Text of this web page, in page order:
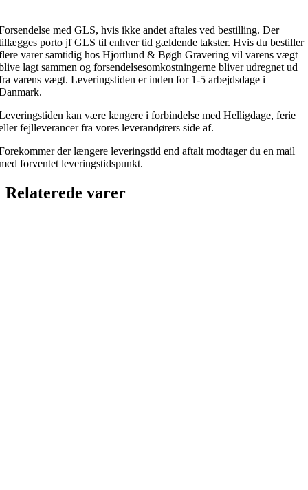
med GLS, hvis ikke andet aftales ved bestilling. Der
porto jf GLS til enhver tid gældende takster. Hvis du bestiller
varer samtidig hos Hjortlund & Bøgh Gravering vil varens vægt
lagt sammen og forsendelsesomkostningerne bliver udregnet ud
varens vægt. Leveringstiden er inden for 1-5 arbejdsdage i
kan være længere i forbindelse med Helligdage, ferie
fejlleverancer fra vores leverandørers side af.
der længere leveringstid end aftalt modtager du en mail
forventet leveringstidspunkt.
Relaterede varer